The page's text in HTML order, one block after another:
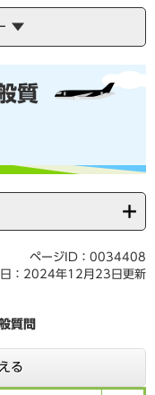
質
ページID：0034408
：2024年12月23日更新
質問
る